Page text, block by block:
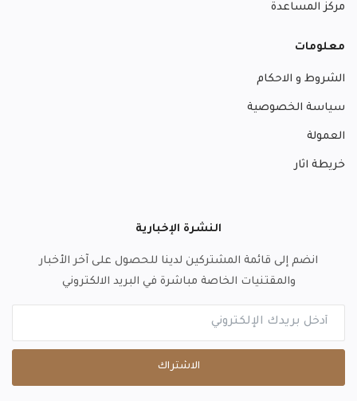
مركز المساعدة
معلومات
الشروط و الاحكام
سياسة الخصوصية
العمولة
خريطة اثار
النشرة الإخبارية
انضم إلى قائمة المشتركين لدينا للحصول على آخر الأخبار
والمقتنيات الخاصة مباشرة في البريد الالكتروني
الاشتراك